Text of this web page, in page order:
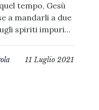
tempo, Gesù
a mandarli a due
spiriti impuri...
11 Luglio 2021